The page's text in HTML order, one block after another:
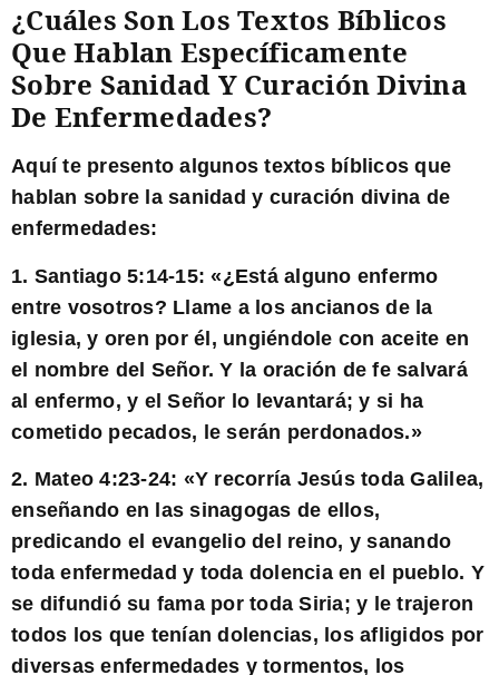
¿Cuáles Son Los Textos Bíblicos
Que Hablan Específicamente
Sobre Sanidad Y Curación Divina
De Enfermedades?
Aquí te presento algunos textos bíblicos que
hablan sobre la sanidad y curación divina de
enfermedades:
1. Santiago 5:14-15: «¿Está alguno enfermo
entre vosotros? Llame a los ancianos de la
iglesia, y oren por él, ungiéndole con aceite en
el nombre del Señor. Y la oración de fe salvará
al enfermo, y el Señor lo levantará; y si ha
cometido pecados, le serán perdonados.»
2. Mateo 4:23-24: «Y recorría Jesús toda Galilea,
enseñando en las sinagogas de ellos,
predicando el evangelio del reino, y sanando
toda enfermedad y toda dolencia en el pueblo. Y
se difundió su fama por toda Siria; y le trajeron
todos los que tenían dolencias, los afligidos por
diversas enfermedades y tormentos, los